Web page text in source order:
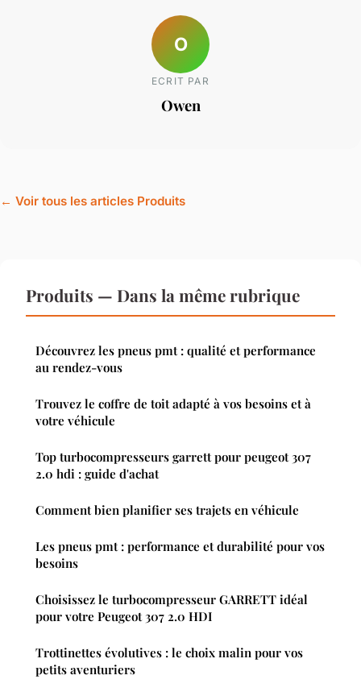
O
ECRIT PAR
Owen
← Voir tous les articles Produits
Produits — Dans la même rubrique
Découvrez les pneus pmt : qualité et performance
au rendez-vous
Trouvez le coffre de toit adapté à vos besoins et à
votre véhicule
Top turbocompresseurs garrett pour peugeot 307
2.0 hdi : guide d'achat
Comment bien planifier ses trajets en véhicule
Les pneus pmt : performance et durabilité pour vos
besoins
Choisissez le turbocompresseur GARRETT idéal
pour votre Peugeot 307 2.0 HDI
Trottinettes évolutives : le choix malin pour vos
petits aventuriers